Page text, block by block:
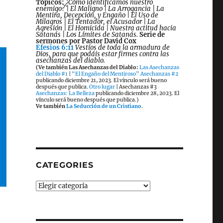
Tópicos:¿Cómo identificamos nuestro
enemigo? | El Maligno | La Arrogancia | La
Mentira, Decepción, y Engaño | El Uso de
Milagros | El Tentador, el Acusador | La
Agresión | El Homicida | Nuestra actitud hacia
Satanás | Los Límites de Satanás. Serie de
sermones por Pastor David Cox
Efesios 6:11Vestíos de toda la armadura de
Dios, para que podáis estar firmes contra las
asechanzas del diablo.
(Ve también Las Asechanzas del Diablo: Las Asechanzas
del Diablo #1| “El Engaño del Mentiroso” Asechanzas #2
publicando diciembre 21, 2023. El vínculo será bueno
después que publica. Otro lugar| Asechanzas #3
Asechanzas: La Bellezapublicando diciembre 28, 2023. El
vínculo será bueno después que publica.)
Ve tambiénLa Seducción de un Cristiano.
CATEGORIES
Categories